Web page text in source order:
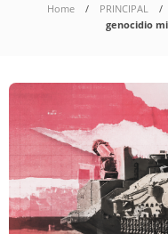
Home PRINCIPAL
genocidio